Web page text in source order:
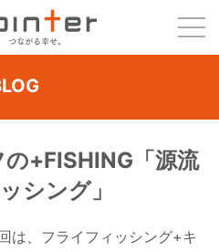
+FISHING「源流
シング」
は、フライフィッシング+キ